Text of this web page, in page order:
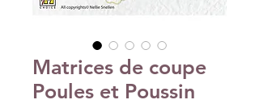
Matrices de coupe
Poules et Poussin